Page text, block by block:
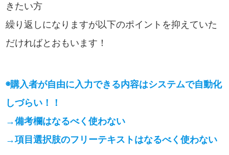
きたい方
繰り返しになりますが以下のポイントを抑えていた
だければとおもいます！
◉購入者が自由に入力できる内容はシステムで自動化
しづらい！！
→備考欄はなるべく使わない
→項目選択肢のフリーテキストはなるべく使わない